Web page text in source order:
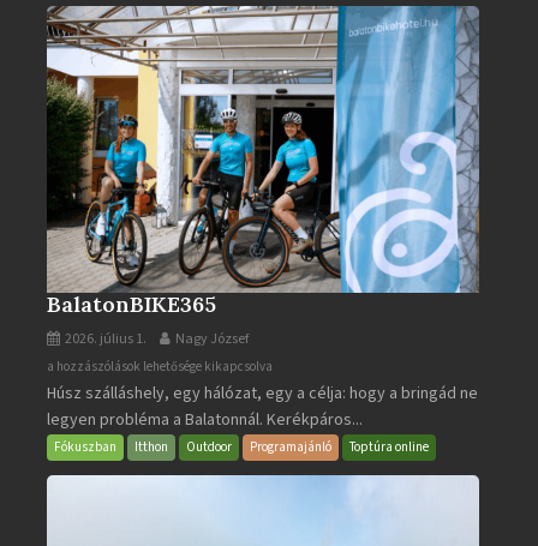
BalatonBIKE365
2026. július 1. Nagy József
BalatonBIKE365
bejegyzéshez
a hozzászólások lehetősége kikapcsolva
Húsz szálláshely, egy hálózat, egy a célja: hogy a bringád ne
legyen probléma a Balatonnál. Kerékpáros...
Fókuszban Itthon Outdoor Programajánló Toptúra online